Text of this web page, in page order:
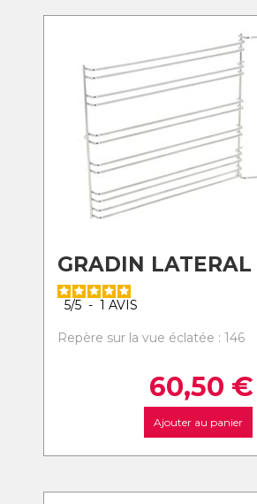
GRADIN LATERAL
5/5 - 1 AVIS
Repère sur la vue éclatée : 146
60,50 €
Ajouter au panier